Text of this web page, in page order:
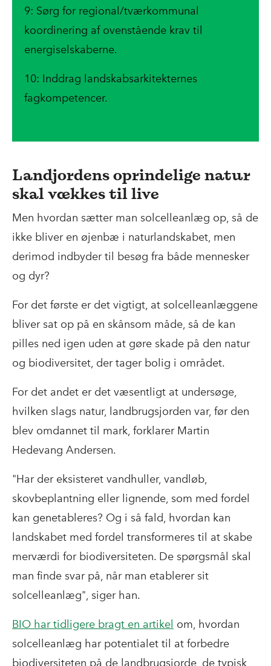
9: Sørg for regional/tværkommunal
koordinering af ovenstående krav til
energiselskaberne.
10: Inddrag landskabsarkitekternes
fagkompetencer.
Landjordens oprindelige natur
skal vækkes til live
Men hvordan sætter man solcelleanlæg op, så de
ikke bliver en øjenbæ i naturlandskabet, men
derimod indbyder til besøg fra både mennesker
og dyr?
For det første er det vigtigt, at solcelleanlæggene
bliver sat op på en skånsom måde, så de kan
pilles ned igen uden at gøre skade på den natur
og biodiversitet, der tager bolig i området.
For det andet er det væsentligt at undersøge,
hvilken slags natur, landbrugsjorden var, før den
blev omdannet til mark, forklarer Martin
Hedevang Andersen.
"Har der eksisteret vandhuller, vandløb,
skovbeplantning eller lignende, som med fordel
kan genetableres? Og i så fald, hvordan kan
landskabet med fordel transformeres til at skabe
merværdi for biodiversiteten. De spørgsmål skal
man finde svar på, når man etablerer sit
solcelleanlæg", siger han.
BIO har tidligere bragt en artikel om, hvordan
solcelleanlæg har potentialet til at forbedre
biodiversiteten på de landbrugsjorde, de typisk